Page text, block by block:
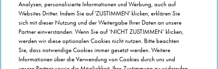
Presse
Domino's App
Unternehmen
Geschenkgutscheine
Cookie Einstellungen
Analysen, personalisierte Informationen und Werbung, auch auf
Websites Dritter. Indem Sie auf 'ZUSTIMMEN' klicken, erklären Sie
sich mit dieser Nutzung und der Weitergabe Ihrer Daten an unsere
Partner einverstanden. Wenn Sie auf ‘NICHT ZUSTIMMEN’ klicken,
werden wir diese optionalen Cookies nicht nutzen. Bitte beachten
Sie, dass notwendige Cookies immer gesetzt werden. Weitere
Informationen über die Verwendung von Cookies durch uns und